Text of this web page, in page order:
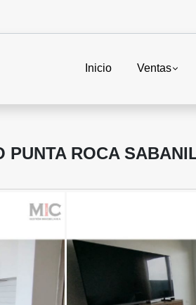
Inicio Ventas
PUNTA ROCA